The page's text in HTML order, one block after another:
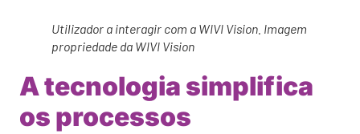
Utilizador a interagir com a WIVI Vision. Imagem
propriedade da WIVI Vision
A tecnologia simplifica
os processos